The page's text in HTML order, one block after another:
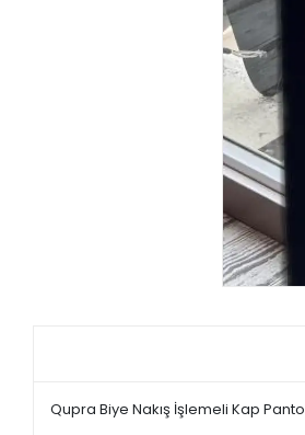
Qupra Biye Nakış İşlemeli Kap